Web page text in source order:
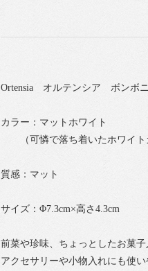
Ortensia オルテンシア ボンボ
カラー：マットホワイト
（可憐で落ち着いたホワイト
質感：マット
サイズ：Φ7.3cm×高さ4.3cm
前菜や珍味、ちょっとしたお菓
アクセサリーや小物入れにも使い